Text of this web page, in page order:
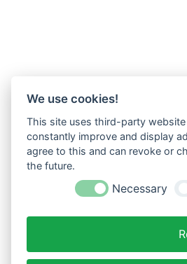
We use cookies!
This site uses third-party
constantly improve and display
agree to this and can revoke or
the future.
Necessary